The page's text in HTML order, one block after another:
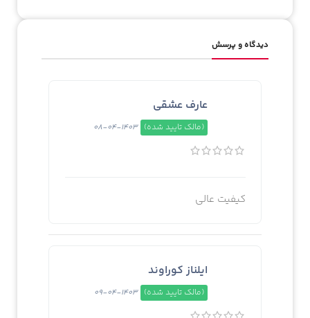
دیدگاه و پرسش
عارف عشقی
(مالک تایید شده) 1403-04-08
کیفیت عالی
ایلناز کوراوند
(مالک تایید شده) 1403-04-09